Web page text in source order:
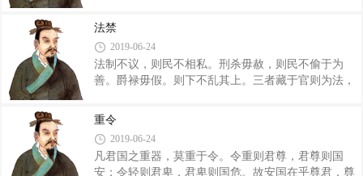
藏，宝也。圣智，器也。 珠玉，末用也。先王重
其宝器，而轻其末用。故能为天下生而不死者二
里域横通，则攘夺窃盗者不止；闾闬无阖，外内交
通，则男女无别；宫垣不备，关闭不固，虽有良货，
不能守也。故形势不得力非，则奸邪之人悫愿；禁罚
威严，则简慢之人整齐；宪令著明，则蛮夷之人不敢
犯；赏庆信必，则有功者劝；教训习俗者众，则君民
刑而不刑，非可罪而不罪也；明君者，闭其门，塞其
涂，?m其迹，使民毋由接于淫非之地，是以民之道
法禁
2019-06-24
法制不议，则民不相私。刑杀毋赦，则民不偷于为
善。爵禄毋假。则下不乱其上。三者藏于官则为法，
俟偈仄浞āＩ厦鞒缕渲疲蛳陆曰崞涠纫印＞闷湟且
膊灰唬蛳轮斗ǘ⑺嚼碚弑囟嘁印Ｊ且匀擞闷渌剑
仙现疲榔渌牛氏掠牍倭蟹ǎ嫌刖滞９抑＃
刈源耸家印Ｎ粽呤ネ踔纹涿褚膊蝗唬仙现ㄖ普撸
重令
2019-06-24
凡君国之重器，莫重于令。令重则君尊，君尊则国
安；令轻则君卑，君卑则国危。故安国在乎尊君，尊